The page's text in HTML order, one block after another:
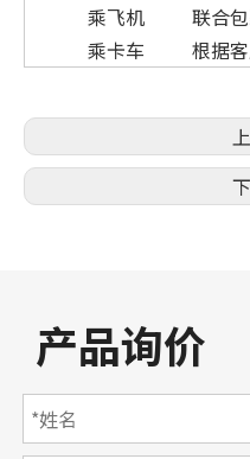
乘飞机
联合
乘卡车
根据
产品询价